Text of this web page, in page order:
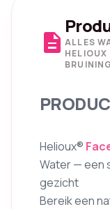
description ALLES
BRUINING
Helioux®
Water — een
gezicht
Bereik een